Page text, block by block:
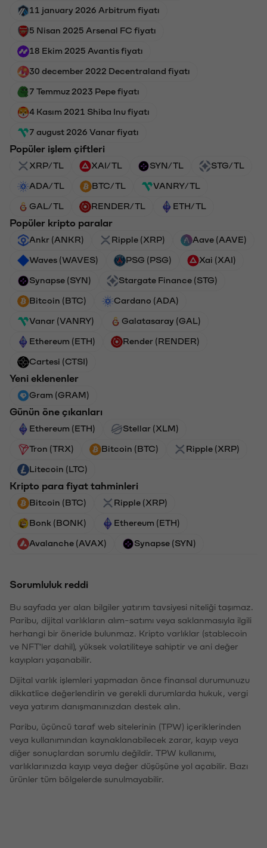
11 january 2026 Arbitrum fiyatı
5 Nisan 2025 Arsenal FC fiyatı
18 Ekim 2025 Avantis fiyatı
30 december 2022 Decentraland fiyatı
7 Temmuz 2023 Pepe fiyatı
4 Kasım 2021 Shiba Inu fiyatı
7 august 2026 Vanar fiyatı
Popüler işlem çiftleri
XRP/TL XAI/TL SYN/TL STG/TL
ADA/TL BTC/TL VANRY/TL
GAL/TL RENDER/TL ETH/TL
Popüler kripto paralar
Ankr (ANKR) Ripple (XRP) Aave (AAVE)
Waves (WAVES) PSG (PSG) Xai (XAI)
Synapse (SYN) Stargate Finance (STG)
Bitcoin (BTC) Cardano (ADA)
Vanar (VANRY) Galatasaray (GAL)
Ethereum (ETH) Render (RENDER)
Cartesi (CTSI)
Yeni eklenenler
Gram (GRAM)
Günün öne çıkanları
Ethereum (ETH) Stellar (XLM)
Tron (TRX) Bitcoin (BTC) Ripple (XRP)
Litecoin (LTC)
Kripto para fiyat tahminleri
Bitcoin (BTC) Ripple (XRP)
Bonk (BONK) Ethereum (ETH)
Avalanche (AVAX) Synapse (SYN)
Sorumluluk reddi
Bu sayfada yer alan bilgiler yatırım tavsiyesi niteliği taşımaz.
Paribu, dijital varlıkların alım-satımı veya saklanmasıyla ilgili
herhangi bir öneride bulunmaz. Kripto varlıklar (stablecoin
ve NFT'ler dahil), yüksek volatiliteye sahiptir ve ani değer
kayıpları yaşanabilir.
Dijital varlık işlemleri yapmadan önce finansal durumunuzu
dikkatlice değerlendirin ve gerekli durumlarda hukuk, vergi
veya yatırım danışmanınızdan destek alın.
Paribu, üçüncü taraf web sitelerinin (TPW) içeriklerinden
veya kullanımından kaynaklanabilecek zarar, kayıp veya
diğer sonuçlardan sorumlu değildir. TPW kullanımı,
varlıklarınızda kayıp veya değer düşüşüne yol açabilir. Bazı
ürünler tüm bölgelerde sunulmayabilir.